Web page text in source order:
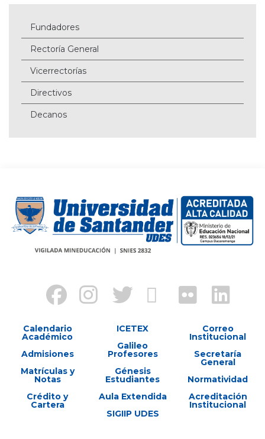
Fundadores
Rectoría General
Vicerrectorías
Directivos
Decanos
Calendario
Académico
Admisiones
Matrículas y
Notas
Crédito y
Cartera
ICETEX
Galileo
Profesores
Génesis
Estudiantes
Aula Extendida
SIGIIP UDES
Correo
Institucional
Secretaría
General
Normatividad
Acreditación
Institucional